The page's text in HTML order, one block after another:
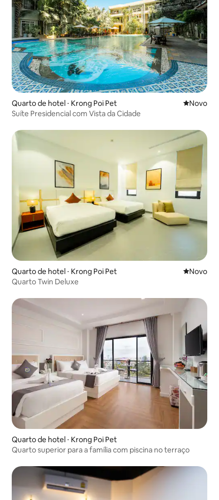
Quarto de hotel ⋅ Krong Poi Pet Novo
Novo
Suíte Presidencial com Vista da Cidade
Quarto de hotel ⋅ Krong Poi Pet Novo
Novo
Quarto Twin Deluxe
Quarto de hotel ⋅ Krong Poi Pet
Quarto superior para a família com piscina no terraço